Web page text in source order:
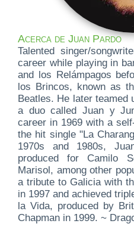
Acerca de Juan Pardo
Talented singer/
career while playing in
and los Relámpagos
los Brincos, known as
Beatles. He later teamed
a duo called Juan y
career in 1969 with a
the hit single "La
1970s and 1980s,
produced for Camilo
Marisol, among other
a tribute to Galicia with
in 1997 and achieved
la Vida, produced by
Chapman in 1999. ~